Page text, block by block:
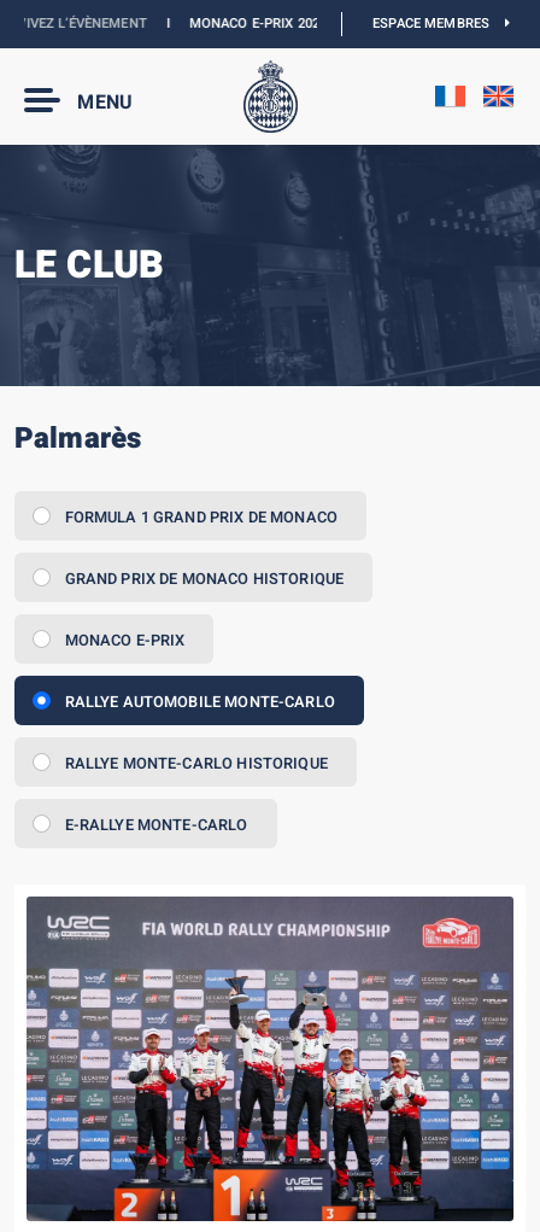
L’ÉVÈNEMENTI MONACO E-PRIX 2027 :NOUVELLES DATESIBOUTIQUE
ESPACE MEMBRES
MENU
LE CLUB
Palmarès
FORMULA 1 GRAND PRIX DE MONACO
GRAND PRIX DE MONACO HISTORIQUE
MONACO E-PRIX
RALLYE AUTOMOBILE MONTE-CARLO
RALLYE MONTE-CARLO HISTORIQUE
E-RALLYE MONTE-CARLO